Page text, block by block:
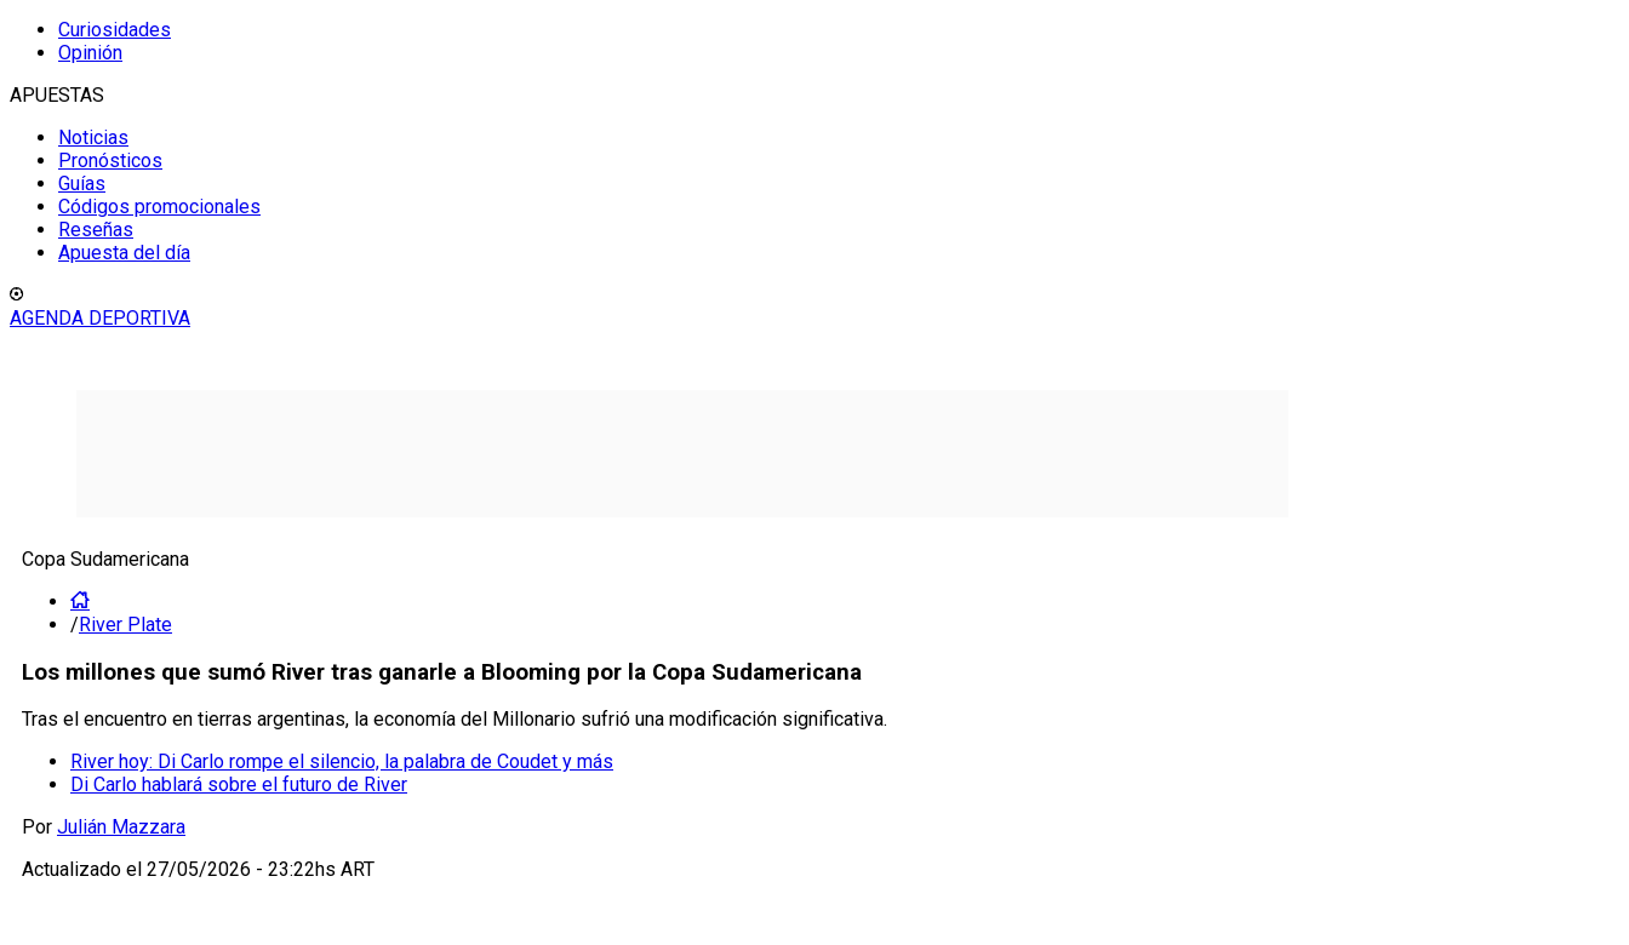
Curiosidades
Opinión
APUESTAS
Noticias
Pronósticos
Guías
Códigos promocionales
Reseñas
Apuesta del día
AGENDA DEPORTIVA
Copa Sudamericana
/River Plate
Los millones que sumó River tras ganarle a Blooming por la Copa Sudamericana
Tras el encuentro en tierras argentinas, la economía del Millonario sufrió una modificación significativa.
River hoy: Di Carlo rompe el silencio, la palabra de Coudet y más
Di Carlo hablará sobre el futuro de River
Por Julián Mazzara
Actualizado el 27/05/2026 - 23:22hs ART